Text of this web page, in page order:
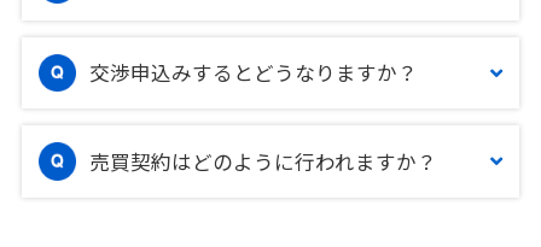
交渉申込みするとどうなりますか？
売買契約はどのように行われますか？